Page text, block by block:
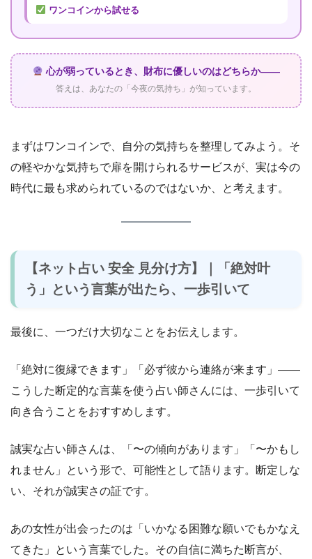
ワンコインから試せる
心が弱っているとき、財布に優しいのはどちらか――
答えは、あなたの「今夜の気持ち」が知っています。
まずはワンコインで、自分の気持ちを整理してみよう。そ
の軽やかな気持ちで扉を開けられるサービスが、実は今の
時代に最も求められているのではないか、と考えます。
【ネット占い 安全 見分け方】｜「絶対叶
う」という言葉が出たら、一歩引いて
最後に、一つだけ大切なことをお伝えします。
「絶対に復縁できます」「必ず彼から連絡が来ます」――
こうした断定的な言葉を使う占い師さんには、一歩引いて
向き合うことをおすすめします。
誠実な占い師さんは、「〜の傾向があります」「〜かもし
れません」という形で、可能性として語ります。断定しな
い、それが誠実さの証です。
あの女性が出会ったのは「いかなる困難な願いでもかなえ
てきた」という言葉でした。その自信に満ちた断言が、